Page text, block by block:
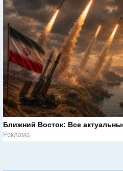
Ближний Восток: Все
Реклама